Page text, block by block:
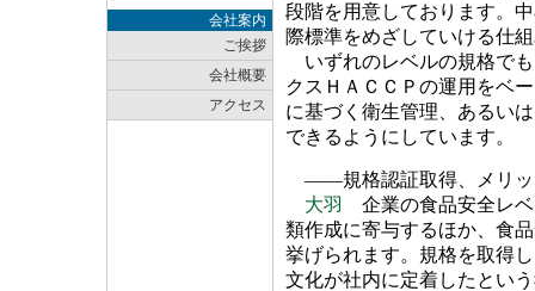
会社案内
ご挨拶
会社概要
アクセス
段階を用意しております。
際標準をめざしていける仕
いずれのレベルの規格で
クスＨＡＣＣＰの運用をベ
に基づく衛生管理、あるい
できるようにしています。
――規格認証取得、メリッ
大羽
企業の食品安全レベ
類作成に寄与するほか、食
挙げられます。規格を取得
文化が社内に定着したとい